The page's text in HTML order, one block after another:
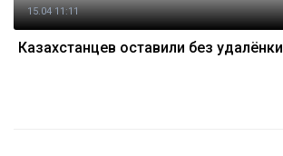
15.04 11:11
Казахстанцев оставили без удалёнки